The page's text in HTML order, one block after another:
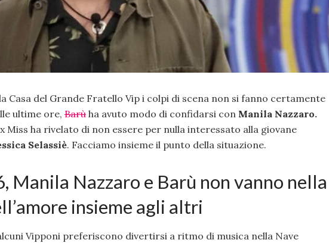
Casa del Grande Fratello Vip i colpi di scena non si fanno certamente
ultime ore, Barù ha avuto modo di confidarsi con Manila Nazzaro.
Miss ha rivelato di non essere per nulla interessato alla giovane
Selassiè. Facciamo insieme il punto della situazione.
Manila Nazzaro e Barù non vanno nella
insieme agli altri
Vipponi preferiscono divertirsi a ritmo di musica nella Nave